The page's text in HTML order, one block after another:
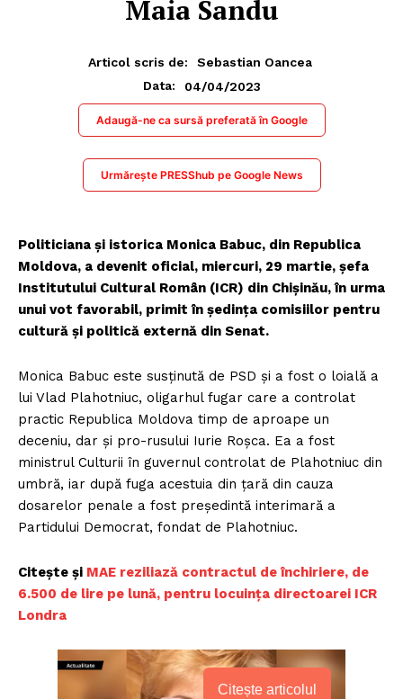
Maia Sandu
Articol scris de:
Sebastian Oancea
Data:
04/04/2023
Adaugă-ne ca sursă preferată în Google
Urmărește PRESShub pe Google News
Politiciana și istorica Monica Babuc, din Republica
Moldova, a devenit oficial, miercuri, 29 martie, șefa
Institutului Cultural Român (ICR) din Chișinău, în urma
unui vot favorabil, primit în ședința comisiilor pentru
cultură și politică externă din Senat.
Monica Babuc este susținută de PSD și a fost o loială a
lui Vlad Plahotniuc, oligarhul fugar care a controlat
practic Republica Moldova timp de aproape un
deceniu, dar și pro-rusului Iurie Roșca. Ea a fost
ministrul Culturii în guvernul controlat de Plahotniuc din
umbră, iar după fuga acestuia din țară din cauza
dosarelor penale a fost președintă interimară a
Partidului Democrat, fondat de Plahotniuc.
Citește și MAE reziliază contractul de închiriere, de
6.500 de lire pe lună, pentru locuința directoarei ICR
Londra
Citește articolul